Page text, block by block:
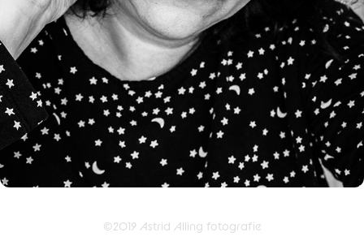
©2019 Astrid Alling fotografie